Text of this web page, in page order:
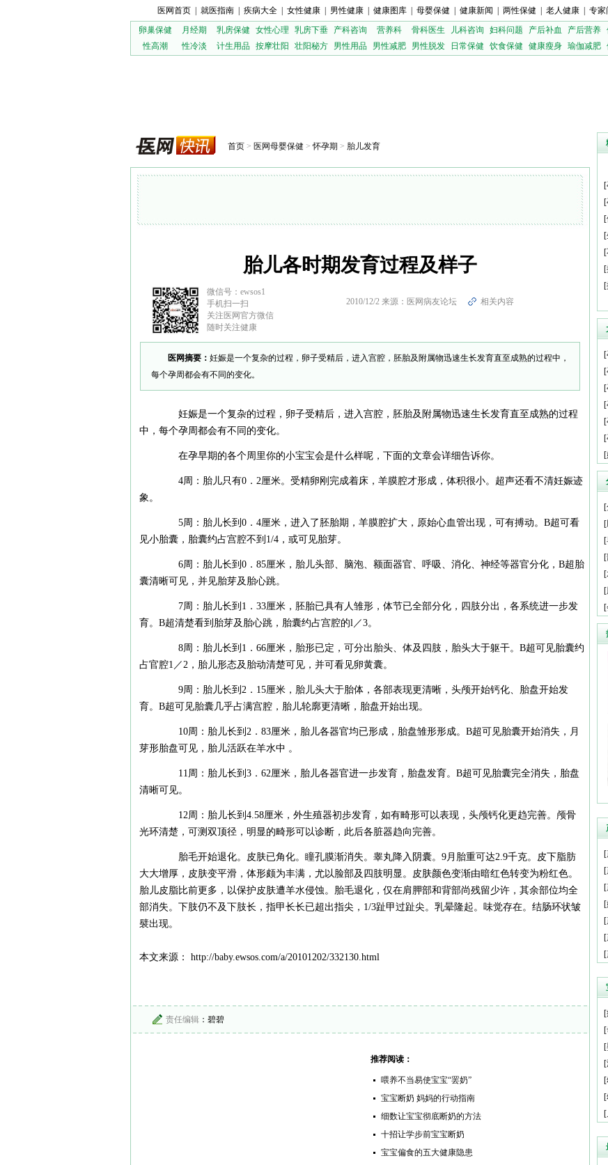
医网首页 就医指南 疾病大全 女性健康 男性健康 健康图库 母婴保健 健康新闻 两性保健 老人健康 专家
卵巢保健
月经期 乳房保健 女性心理 乳房下垂 产科咨询 营养科 骨科医生 儿科咨询 妇科问题 产后补血 产后营养
性高潮
性冷淡 计生用品 按摩壮阳 壮阳秘方 男性用品 男性减肥 男性脱发 日常保健 饮食保健 健康瘦身 瑜伽减肥
首页 > 医网母婴保健 >怀孕期 > 胎儿发育
胎儿各时期发育过程及样子
微信号：ewsos1
手机扫一扫
关注医网官方微信
随时关注健康
2010/12/2 来源：医网病友论坛 相关内容
医网摘要： 妊娠是一个复杂的过程，卵子受精后，进入宫腔，胚胎及附属物迅速生长发育直至成熟的过程中，
每个孕周都会有不同的变化。
妊娠是一个复杂的过程，卵子受精后，进入宫腔，胚胎及附属物迅速生长发育直至成熟的过程
中，每个孕周都会有不同的变化。
在孕早期的各个周里你的小宝宝会是什么样呢，下面的文章会详细告诉你。
4周：胎儿只有0．2厘米。受精卵刚完成着床，羊膜腔才形成，体积很小。超声还看不清妊娠迹
象。
5周：胎儿长到0．4厘米，进入了胚胎期，羊膜腔扩大，原始心血管出现，可有搏动。B超可看
见小胎囊，胎囊约占宫腔不到1/4，或可见胎芽。
6周：胎儿长到0．85厘米，胎儿头部、脑泡、额面器官、呼吸、消化、神经等器官分化，B超胎
囊清晰可见，并见胎芽及胎心跳。
7周：胎儿长到1．33厘米，胚胎已具有人雏形，体节已全部分化，四肢分出，各系统进一步发
育。B超清楚看到胎芽及胎心跳，胎囊约占宫腔的l／3。
8周：胎儿长到1．66厘米，胎形已定，可分出胎头、体及四肢，胎头大于躯干。B超可见胎囊约
占官腔1／2，胎儿形态及胎动清楚可见，并可看见卵黄囊。
9周：胎儿长到2．15厘米，胎儿头大于胎体，各部表现更清晰，头颅开始钙化、胎盘开始发
育。B超可见胎囊几乎占满宫腔，胎儿轮廓更清晰，胎盘开始出现。
10周：胎儿长到2．83厘米，胎儿各器官均已形成，胎盘雏形形成。B超可见胎囊开始消失，月
芽形胎盘可见，胎儿活跃在羊水中 。
11周：胎儿长到3．62厘米，胎儿各器官进一步发育，胎盘发育。B超可见胎囊完全消失，胎盘
清晰可见。
12周：胎儿长到4.58厘米，外生殖器初步发育，如有畸形可以表现，头颅钙化更趋完善。颅骨
光环清楚，可测双顶径，明显的畸形可以诊断，此后各脏器趋向完善。
胎毛开始退化。皮肤已角化。瞳孔膜渐消失。睾丸降入阴囊。9月胎重可达2.9千克。皮下脂肪
大大增厚，皮肤变平滑，体形颇为丰满，尤以脸部及四肢明显。皮肤颜色变渐由暗红色转变为粉红色。
胎儿皮脂比前更多，以保护皮肤遭羊水侵蚀。胎毛退化，仅在肩胛部和背部尚残留少许，其余部位均全
部消失。下肢仍不及下肢长，指甲长长已超出指尖，1/3趾甲过趾尖。乳晕隆起。味觉存在。结肠环状皱
襞出现。
本文来源： http://baby.ewsos.com/a/20101202/332130.html
责任编辑 ：碧碧
推荐阅读：
喂养不当易使宝宝“罢奶”
宝宝断奶 妈妈的行动指南
细数让宝宝彻底断奶的方法
十招让学步前宝宝断奶
宝宝偏食的五大健康隐患
[
[
[
[
[
[
[
[
[
[
[
[
[
[
[
[
[
[
[
[
[
[
[
[
[
[
[
[
[
[
[
[
[
[
[